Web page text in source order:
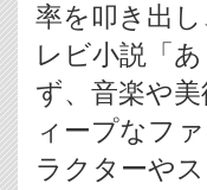
率を叩き出
レビ小説「
ず、音楽や
ィープなフ
ラクターや